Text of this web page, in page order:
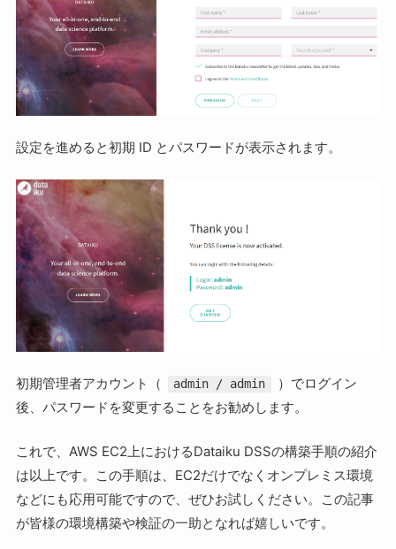
設定を進めると初期 ID とパスワードが表示されます。
初期管理者アカウント（ admin / admin
）でログイン
後、パスワードを変更することをお勧めします。
これで、AWS EC2上におけるDataiku DSSの構築手順の紹介
は以上です。この手順は、EC2だけでなくオンプレミス環境
などにも応用可能ですので、ぜひお試しください。この記事
が皆様の環境構築や検証の一助となれば嬉しいです。